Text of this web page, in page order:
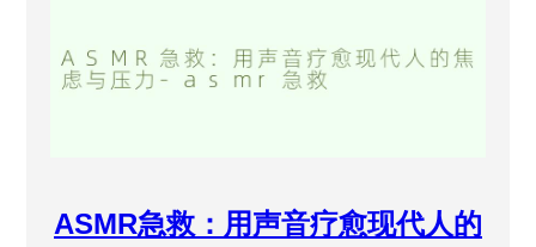
ASMR急救：用声音疗愈现代人的